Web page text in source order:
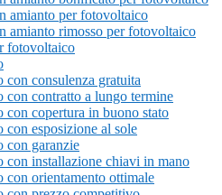
amianto per fotovoltaico
amianto rimosso per fotovoltaico
fotovoltaico
consulenza gratuita
contratto a lungo termine
copertura in buono stato
esposizione al sole
con garanzie
con installazione chiavi in mano
orientamento ottimale